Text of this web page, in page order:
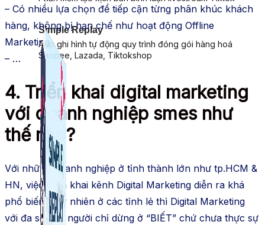
Simple Replay
App ghi hình tự động quy trình đóng gói hàng hoá
Shopee, Lazada, Tiktokshop
– Có nhiều lựa chọn để tiếp cận từng phân khúc khách
hàng, không bị hạn chế như hoạt động Offline
Marketing
– …
4. Triển khai digital marketing
với doanh nghiệp smes như
thế nào?
Với những doanh nghiệp ở tỉnh thành lớn như tp.HCM &
HN, việc triển khai kênh Digital Marketing diễn ra khá
phổ biến. Tuy nhiên ở các tỉnh lẻ thì Digital Marketing
với đa số mọi người chỉ dừng ở “BIẾT” chứ chưa thực sự